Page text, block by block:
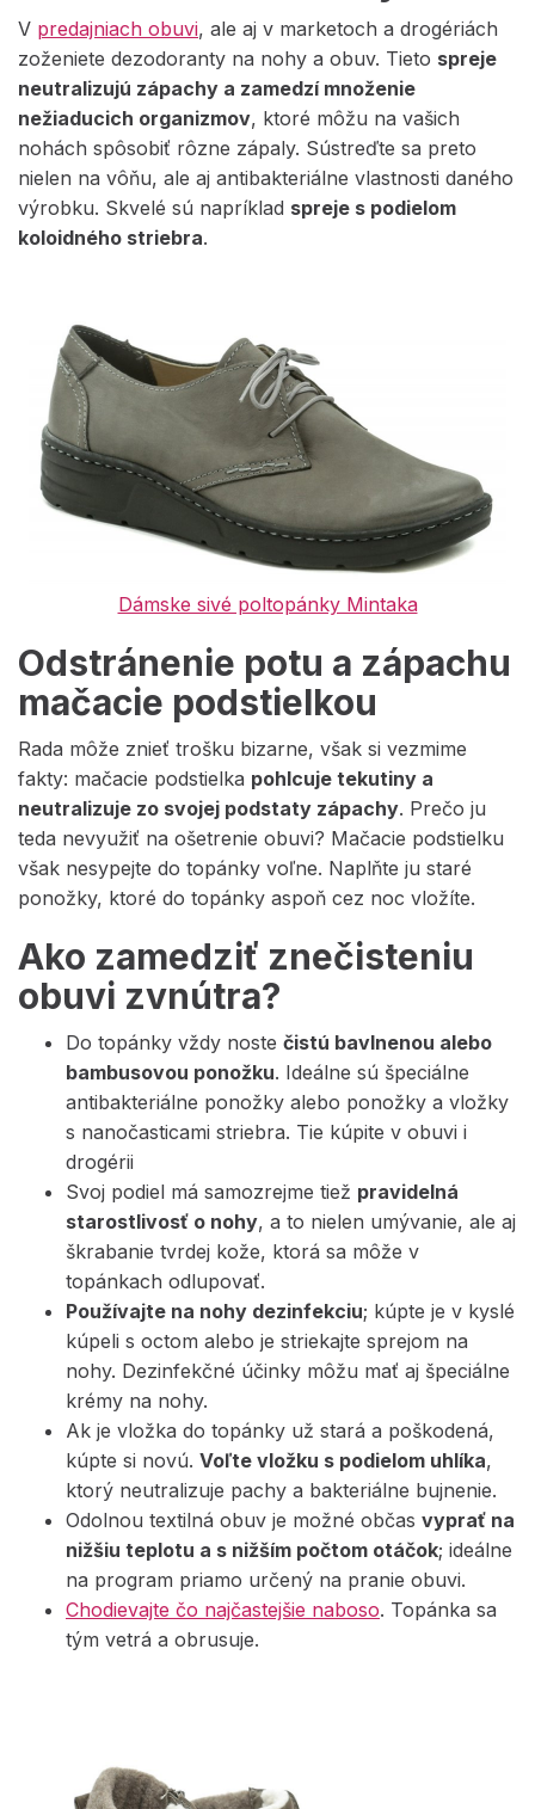
V predajniach obuvi, ale aj v marketoch a drogériách
zoženiete dezodoranty na nohy a obuv. Tieto spreje
neutralizujú zápachy a zamedzí množenie
nežiaducich organizmov, ktoré môžu na vašich
nohách spôsobiť rôzne zápaly. Sústreďte sa preto
nielen na vôňu, ale aj antibakteriálne vlastnosti daného
výrobku. Skvelé sú napríklad spreje s podielom
koloidného striebra.
Dámske sivé poltopánky Mintaka
Odstránenie potu a zápachu
mačacie podstielkou
Rada môže znieť trošku bizarne, však si vezmime
fakty: mačacie podstielka pohlcuje tekutiny a
neutralizuje zo svojej podstaty zápachy. Prečo ju
teda nevyužiť na ošetrenie obuvi? Mačacie podstielku
však nesypejte do topánky voľne. Naplňte ju staré
ponožky, ktoré do topánky aspoň cez noc vložíte.
Ako zamedziť znečisteniu
obuvi zvnútra?
Do topánky vždy noste čistú bavlnenou alebo
bambusovou ponožku. Ideálne sú špeciálne
antibakteriálne ponožky alebo ponožky a vložky
s nanočasticami striebra. Tie kúpite v obuvi i
drogérii
Svoj podiel má samozrejme tiež pravidelná
starostlivosť o nohy, a to nielen umývanie, ale aj
škrabanie tvrdej kože, ktorá sa môže v
topánkach odlupovať.
Používajte na nohy dezinfekciu; kúpte je v kyslé
kúpeli s octom alebo je striekajte sprejom na
nohy. Dezinfekčné účinky môžu mať aj špeciálne
krémy na nohy.
Ak je vložka do topánky už stará a poškodená,
kúpte si novú. Voľte vložku s podielom uhlíka,
ktorý neutralizuje pachy a bakteriálne bujnenie.
Odolnou textilná obuv je možné občas vyprať na
nižšiu teplotu a s nižším počtom otáčok; ideálne
na program priamo určený na pranie obuvi.
Chodievajte čo najčastejšie naboso. Topánka sa
tým vetrá a obrusuje.